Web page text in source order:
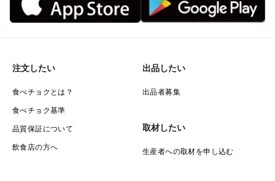
注文したい
食べチョクとは？
食べチョク基準
品質保証について
飲食店の方へ
出品したい
出品者募集
取材したい
生産者への取材を申し込む